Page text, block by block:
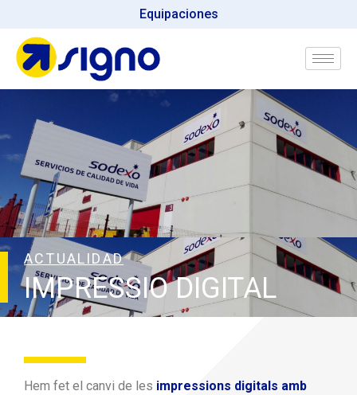
Equipaciones
ACTUALIDAD
IMPRESSIO DIGITAL
Hem fet el canvi de les impressions digitals amb